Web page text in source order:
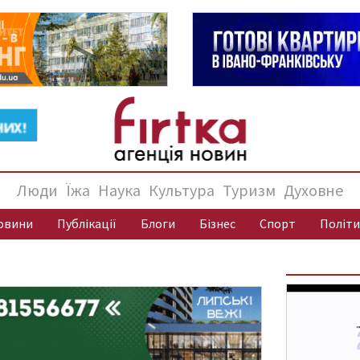
Люди Їжа Наука Культура Туризм Духовне
Публікації Блоги Бізнес Спорт